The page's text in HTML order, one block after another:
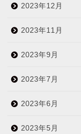
2023年12月
2023年11月
2023年9月
2023年7月
2023年6月
2023年5月